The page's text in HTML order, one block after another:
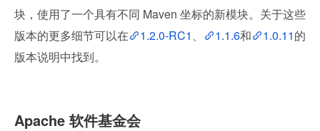
块，使用了一个具有不同 Maven 坐标的新模块。关于这些
版本的更多细节可以在
1.2.0-RC1 、 1.1.6和 1.0.11的
版本说明中找到。
Apache 软件基金会